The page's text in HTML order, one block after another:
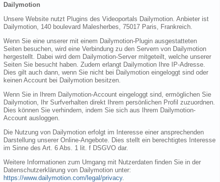
Dailymotion
Unsere Website nutzt Plugins des Videoportals Dailymotion. Anbieter ist
Dailymotion, 140 boulevard Malesherbes, 75017 Paris, Frankreich.
Wenn Sie eine unserer mit einem Dailymotion-Plugin ausgestatteten
Seiten besuchen, wird eine Verbindung zu den Servern von Dailymotion
hergestellt. Dabei wird dem Dailymotion-Server mitgeteilt, welche unserer
Seiten Sie besucht haben. Zudem erlangt Dailymotion Ihre IP-Adresse.
Dies gilt auch dann, wenn Sie nicht bei Dailymotion eingeloggt sind oder
keinen Account bei Dailymotion besitzen.
Wenn Sie in Ihrem Dailymotion-Account eingeloggt sind, ermöglichen Sie
Dailymotion, Ihr Surfverhalten direkt Ihrem persönlichen Profil zuzuordnen.
Dies können Sie verhindern, indem Sie sich aus Ihrem Dailymotion-
Account ausloggen.
Die Nutzung von Dailymotion erfolgt im Interesse einer ansprechenden
Darstellung unserer Online-Angebote. Dies stellt ein berechtigtes Interesse
im Sinne des Art. 6 Abs. 1 lit. f DSGVO dar.
Weitere Informationen zum Umgang mit Nutzerdaten finden Sie in der
Datenschutzerklärung von Dailymotion unter:
https://www.dailymotion.com/legal/privacy.